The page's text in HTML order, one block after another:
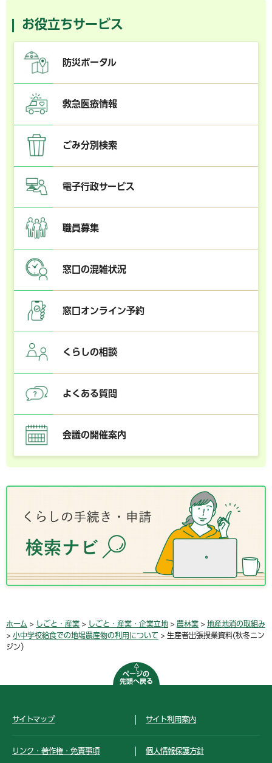
お役立ちサービス
防災ポータル
救急医療情報
ごみ分別検索
電子行政サービス
職員募集
窓口の混雑状況
窓口オンライン予約
くらしの相談
よくある質問
会議の開催案内
ホーム > しごと・産業 > しごと・産業・企業立地 > 農林業 > 地産地消の取組み
> 小中学校給食での地場農産物の利用について > 生産者出張授業資料(秋冬ニン
ジン）
ページの
先頭へ戻る
サイトマップ サイト利用案内
リンク・著作権・免責事項 個人情報保護方針